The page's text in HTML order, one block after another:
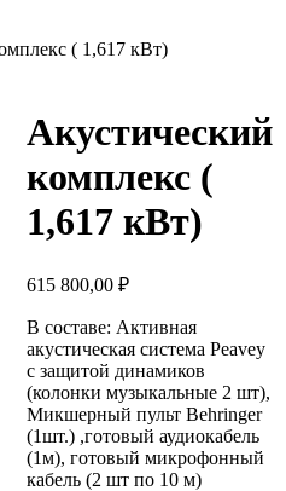
( 1,617 кВт)
Акустический
комплекс (
1,617 кВт)
615 800,00 ₽
В составе: Активная
акустическая система Peavey
с защитой динамиков
(колонки музыкальные 2 шт),
Микшерный пульт Behringer
(1шт.) ,готовый аудиокабель
(1м), готовый микрофонный
кабель (2 шт по 10 м)